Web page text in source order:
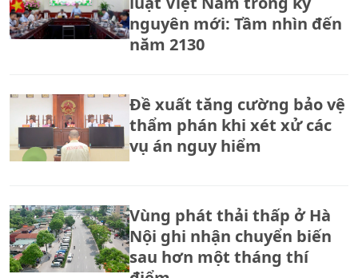
nguyên mới: Tầm nhìn đến
năm 2130
Đề xuất tăng cường bảo vệ
thẩm phán khi xét xử các
vụ án nguy hiểm
Vùng phát thải thấp ở Hà
Nội ghi nhận chuyển biến
sau hơn một tháng thí